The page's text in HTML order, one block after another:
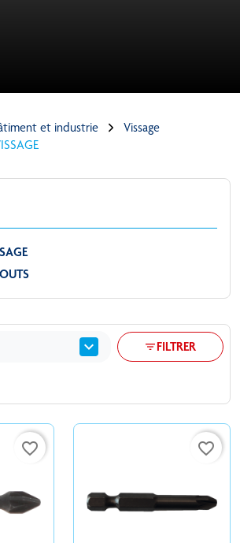
et industrie
Vissage
expand_more filter_listFILTRER
favorite_border favorite_border